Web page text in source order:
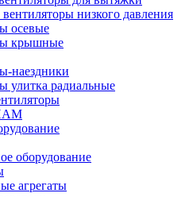
низкого давления
осевые
крышные
наездники
улитка радиальные
оборудование
агрегаты